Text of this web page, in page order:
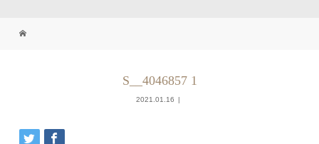
S__4046857 1
2021.01.16